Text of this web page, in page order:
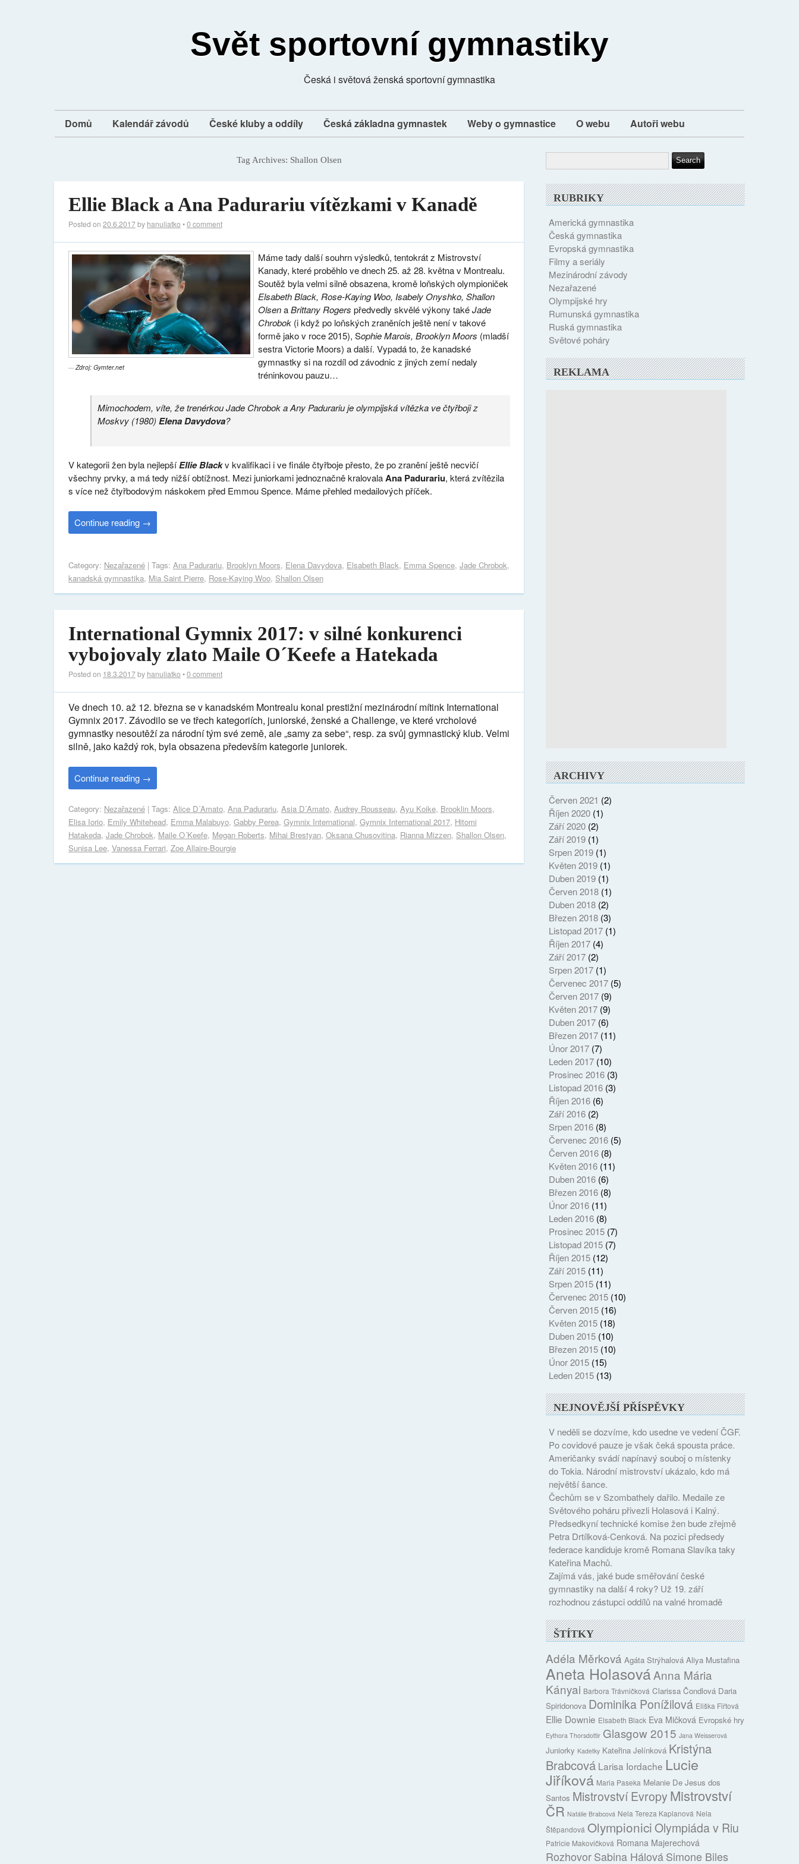
Svět sportovní gymnastiky
Česká i světová ženská sportovní gymnastika
Domů Kalendář závodů České kluby a oddíly Česká základna gymnastek Weby o gymnastice O webu Autoři webu
Tag Archives: Shallon Olsen
Ellie Black a Ana Padurariu vítězkami v Kanadě
Posted on 20.6.2017by hanuliatko •0 comment
Zdroj: Gymter.net
Máme tady další souhrn výsledků, tentokrát z Mistrovství
Kanady, které proběhlo ve dnech 25. až 28. května v Montrealu.
Soutěž byla velmi silně obsazena, kromě loňských olympioniček
Elsabeth Black, Rose-Kaying Woo, Isabely Onyshko, Shallon
OlsenaBrittany Rogers předvedly skvělé výkony takéJade
Chrobok (i když po loňských zraněních ještě není v takové
formě jako v roce 2015), Sophie Marois, Brooklyn Moors (mladší
sestra Victorie Moors) a další. Vypadá to, že kanadské
gymnastky si na rozdíl od závodnic z jiných zemí nedaly
tréninkovou pauzu…
Mimochodem, víte, že trenérkou Jade Chrobok a Any Padurariu je olympijská vítězka ve čtyřboji z
Moskvy (1980) Elena Davydova?
V kategorii žen byla nejlepšíEllie Blackv kvalifikaci i ve finále čtyřboje přesto, že po zranění ještě necvičí
všechny prvky, a má tedy nižší obtížnost. Mezi juniorkami jednoznačně kralovalaAna Padurariu, která zvítězila
s více než čtyřbodovým náskokem před Emmou Spence. Máme přehled medailových příček.
Continue reading →
Category: Nezařazené| Tags: Ana Padurariu, Brooklyn Moors, Elena Davydova, Elsabeth Black, Emma Spence, Jade Chrobok,
kanadská gymnastika, Mia Saint Pierre, Rose-Kaying Woo, Shallon Olsen
International Gymnix 2017: v silné konkurenci
vybojovaly zlato Maile O´Keefe a Hatekada
Posted on 18.3.2017by hanuliatko •0 comment
Ve dnech 10. až 12. března se v kanadském Montrealu konal prestižní mezinárodní mítink International
Gymnix 2017. Závodilo se ve třech kategoriích, juniorské, ženské a Challenge, ve které vrcholové
gymnastky nesoutěží za národní tým své země, ale „samy za sebe“, resp. za svůj gymnastický klub. Velmi
silně, jako každý rok, byla obsazena především kategorie juniorek.
Continue reading →
Category: Nezařazené| Tags: Alice D´Amato, Ana Padurariu, Asia D´Amato, Audrey Rousseau, Ayu Koike, Brooklin Moors,
Elisa Iorio, Emily Whitehead, Emma Malabuyo, Gabby Perea, Gymnix International, Gymnix International 2017, Hitomi
Hatakeda, Jade Chrobok, Maile O´Keefe, Megan Roberts, Mihai Brestyan, Oksana Chusovitina, Rianna Mizzen, Shallon Olsen,
Sunisa Lee, Vanessa Ferrari, Zoe Allaire-Bourgie
RUBRIKY
Americká gymnastika
Česká gymnastika
Evropská gymnastika
Filmy a seriály
Mezinárodní závody
Nezařazené
Olympijské hry
Rumunská gymnastika
Ruská gymnastika
Světové poháry
REKLAMA
ARCHIVY
Červen 2021 (2)
Říjen 2020(1)
Září 2020(2)
Září 2019(1)
Srpen 2019(1)
Květen 2019(1)
Duben 2019(1)
Červen 2018(1)
Duben 2018(2)
Březen 2018(3)
Listopad 2017(1)
Říjen 2017(4)
Září 2017(2)
Srpen 2017(1)
Červenec 2017(5)
Červen 2017(9)
Květen 2017(9)
Duben 2017(6)
Březen 2017(11)
Únor 2017(7)
Leden 2017(10)
Prosinec 2016(3)
Listopad 2016(3)
Říjen 2016(6)
Září 2016(2)
Srpen 2016(8)
Červenec 2016(5)
Červen 2016(8)
Květen 2016(11)
Duben 2016(6)
Březen 2016(8)
Únor 2016(11)
Leden 2016(8)
Prosinec 2015(7)
Listopad 2015(7)
Říjen 2015(12)
Září 2015(11)
Srpen 2015(11)
Červenec 2015(10)
Červen 2015(16)
Květen 2015(18)
Duben 2015(10)
Březen 2015(10)
Únor 2015(15)
Leden 2015(13)
NEJNOVĚJŠÍ PŘÍSPĚVKY
V neděli se dozvíme, kdo usedne ve vedení ČGF.
Po covidové pauze je však čeká spousta práce.
Američanky svádí napínavý souboj o místenky
do Tokia. Národní mistrovství ukázalo, kdo má
největší šance.
Čechům se v Szombathely dařilo. Medaile ze
Světového poháru přivezli Holasová i Kalný.
Předsedkyní technické komise žen bude zřejmě
Petra Drtílková-Cenková. Na pozici předsedy
federace kandiduje kromě Romana Slavíka taky
Kateřina Machů.
Zajímá vás, jaké bude směřování české
gymnastiky na další 4 roky? Už 19. září
rozhodnou zástupci oddílů na valné hromadě
ŠTÍTKY
Adéla Měrková Agáta Strýhalová Aliya Mustafina
Aneta HolasováAnna Mária
Kányai Barbora Trávničková Clarissa Čondlová Daria
Spiridonova Dominika Ponížilová Eliška Fiřtová
Ellie Downie Elsabeth Black Eva Mičková Evropské hry
Eythora Thorsdottir Glasgow 2015 Jana Weisserová
Juniorky Kadetky Kateřina Jelínková Kristýna
Brabcová Larisa Iordache Lucie
Jiříková Maria Paseka Melanie De Jesus dos
Santos Mistrovství Evropy Mistrovství
ČR Natálie Brabcová Nela Tereza Kaplanová Nela
Štěpandová OlympioniciOlympiáda v Riu
Patricie Makovičková Romana Majerechová
RozhovorSabina HálováSimone Biles